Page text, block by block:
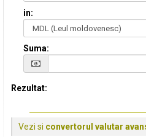
in:
Suma:
Rezultat:
Vezi si convertorul valutar